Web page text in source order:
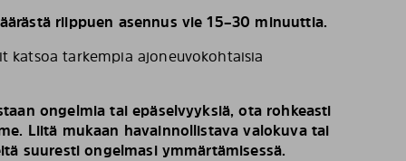
riippuen asennus vie 15–30 minuuttia.
katsoa tarkempia ajoneuvokohtaisia
ongelmia tai epäselvyyksiä, ota rohkeasti
Liitä mukaan havainnollistava valokuva tai
suuresti ongelmasi ymmärtämisessä.